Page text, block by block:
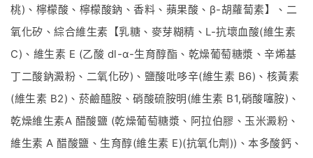
桃) 、檸檬酸、檸檬酸鈉、香料、蘋果酸、 β-胡蘿蔔素】、二
氧化矽、綜合維生素【乳糖、麥芽糊精、 L-抗壞血酸(維生素
C) 、維生素 E (乙酸 dl-α-生育醇酯、乾燥葡萄糖漿、辛烯基
丁二酸鈉澱粉、二氧化矽) 、鹽酸吡哆辛(維生素 B6) 、核黃素
(維生素 B2) 、菸鹼醯胺、硝酸硫胺明(維生素 B1,硝酸噻胺) 、
乾燥維生素A 醋酸鹽 (乾燥葡萄糖漿、阿拉伯膠、玉米澱粉、
維生素 A 醋酸鹽、生育醇(維生素 E)(抗氧化劑)) 、本多酸鈣、